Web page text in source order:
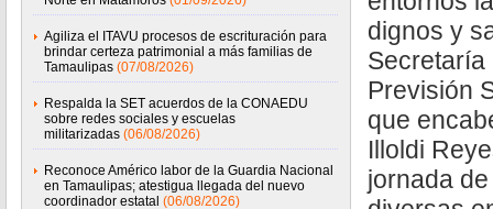
Agiliza el ITAVU procesos de escrituración para
brindar certeza patrimonial a más familias de
Tamaulipas (07/08/2026)
Respalda la SET acuerdos de la CONAEDU
sobre redes sociales y escuelas
militarizadas (06/08/2026)
Reconoce Américo labor de la Guardia Nacional
en Tamaulipas; atestigua llegada del nuevo
coordinador estatal (06/08/2026)
dignos y
Secretaría
Previsión
que
Illoldi
jornada